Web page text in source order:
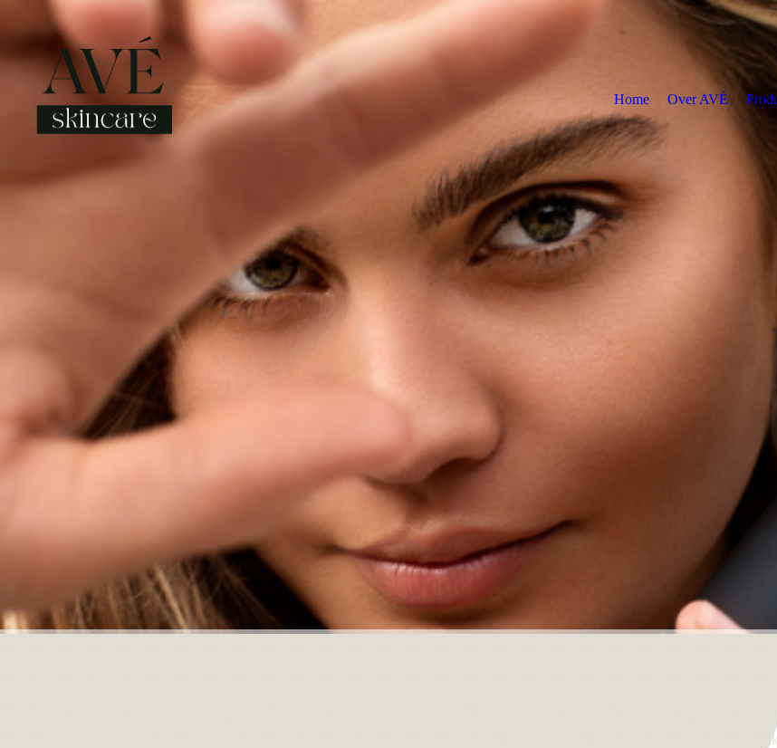
Home Over AVÉ
MARC INBANE is een toonaangevende speler in de wereld van tanningcosmetica en geliefd bij een groot publiek. Diverse
beroemdheden zijn fan van het eerste uur. MARC INBANE is inmiddels bekroond met verschillende awards én verkrijgbaar in
MARC INBANE biedt een veilig, verantwoord en natuurlijk alternatief voor de schadelijke UV-straling van de zon en